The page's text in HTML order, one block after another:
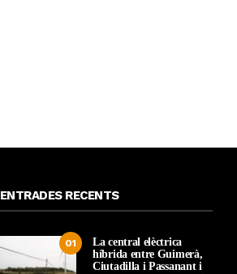
ENTRADES RECENTS
01
La central elèctrica
híbrida entre Guimerà,
Ciutadilla i Passanant i